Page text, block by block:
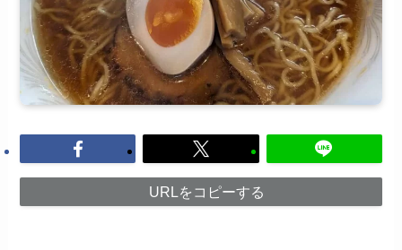
URLをコピーする